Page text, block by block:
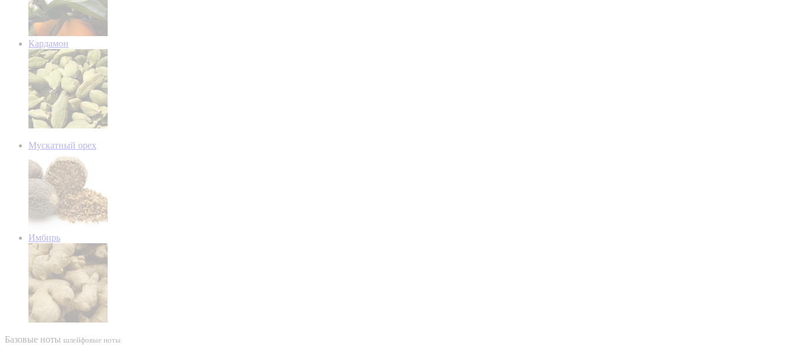
Кардамон
Мускатный орех
Имбирь
Базовые ноты шлейфовые ноты